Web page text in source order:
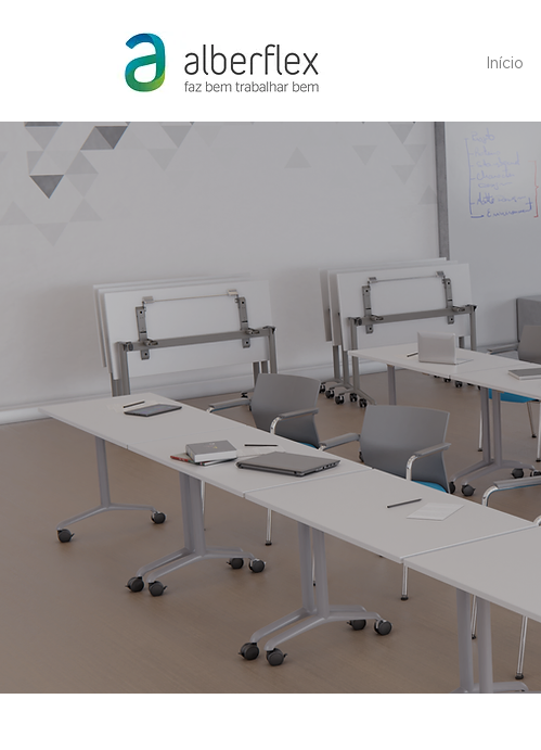
Início